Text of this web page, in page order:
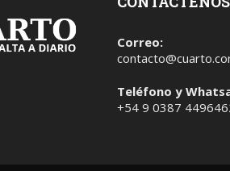
Correo:
Teléfono y
+54 9 0387